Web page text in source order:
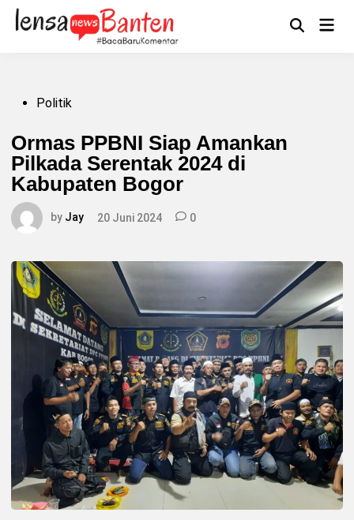
Skip
content
OpenMain
PostedPolitik
Ormas PPBNI Siap Amankan
Pilkada Serentak 2024 di
Kabupaten Bogor
by Jay 20 Juni 2024 0